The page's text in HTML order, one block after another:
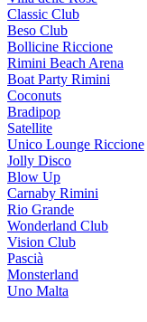
Classic Club
Beso Club
Bollicine Riccione
Rimini Beach Arena
Boat Party Rimini
Coconuts
Bradipop
Satellite
Unico Lounge Riccione
Jolly Disco
Blow Up
Carnaby Rimini
Rio Grande
Wonderland Club
Vision Club
Pascià
Monsterland
Uno Malta